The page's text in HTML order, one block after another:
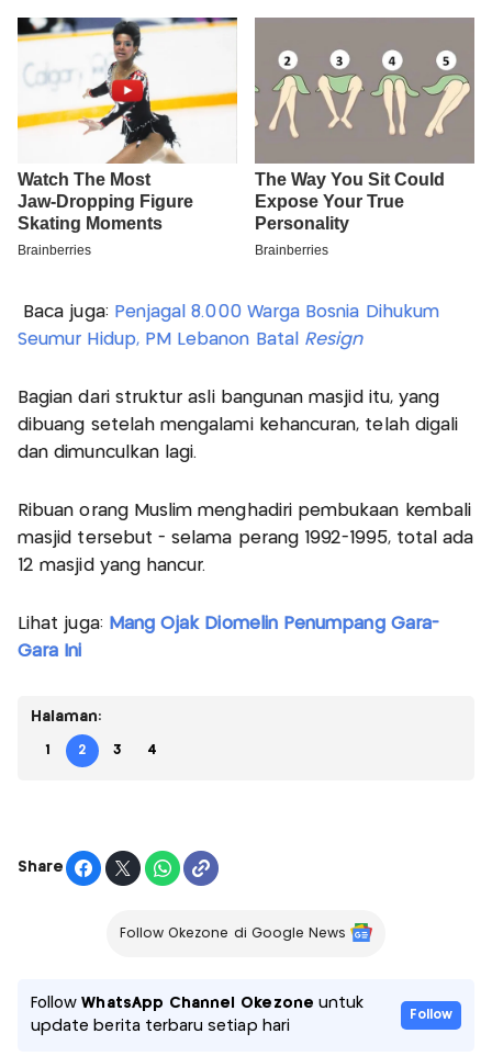
Baca juga: Penjagal 8.000 Warga Bosnia Dihukum
Seumur Hidup, PM Lebanon Batal Resign
Bagian dari struktur asli bangunan masjid itu, yang
dibuang setelah mengalami kehancuran, telah digali
dan dimunculkan lagi.
Ribuan orang Muslim menghadiri pembukaan kembali
masjid tersebut - selama perang 1992-1995, total ada
12 masjid yang hancur.
Lihat juga: Mang Ojak Diomelin Penumpang Gara-
Gara Ini
Halaman:
1 2 3 4
Share
Follow Okezone di Google News
FollowWhatsApp Channel Okezone untuk
update berita terbaru setiap hari
Follow